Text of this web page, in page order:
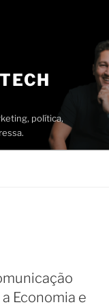
política,
Economia e